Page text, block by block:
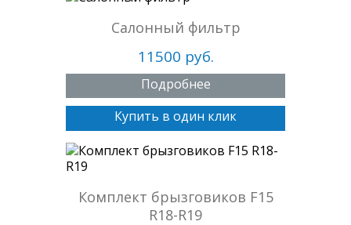
Салонный фильтр
11500 руб.
Подробнее
Купить в один клик
Комплект брызговиков F15
R18-R19